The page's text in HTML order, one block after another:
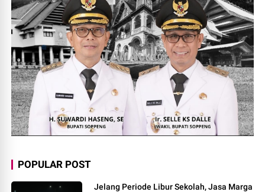
POPULAR POST
Jelang Periode Libur Sekolah, Jasa Marga